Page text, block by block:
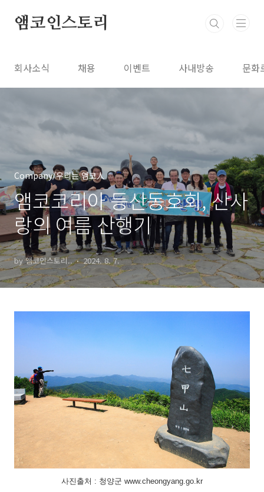
앰코인스토리
회사소식 채용 이벤트 사내방송 문화
Company/우리는 앰코人
앰코코리아 등산동호회, 산사
랑의 여름 산행기
by 앰코인스토리.. 2024. 8. 7.
사진출처 : 청양군 www.cheongyang.go.kr